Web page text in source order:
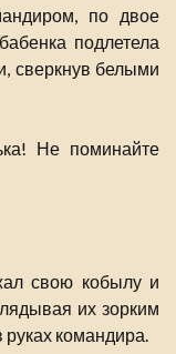
по двое
подлетела
сверкнув белыми
Не поминайте
свою кобылу и
их зорким
командира.